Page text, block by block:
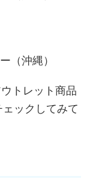
（沖縄）
トレット商品
ックしてみて